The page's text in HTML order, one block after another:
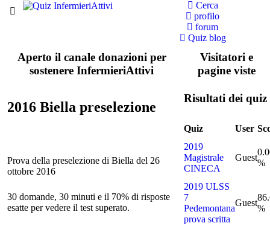
Cerca
profilo
forum
Quiz blog
Aperto il canale donazioni per
sostenere InfermieriAttivi
2016 Biella preselezione
Prova della preselezione di Biella del 26
ottobre 2016
30 domande, 30 minuti e il 70% di risposte
esatte per vedere il test superato.
Visitatori e
pagine viste
Risultati dei quiz
Quiz User
2019
Magistrale
CINECA
Guest
%
2019 ULSS
7
Pedemontana
prova scritta
Guest
%